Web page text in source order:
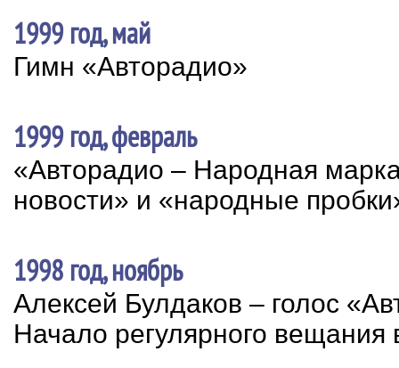
1999 год, май
Гимн «Авторадио»
1999 год, февраль
«Авторадио – Народная
новости» и «народные
1998 год, ноябрь
Алексей Булдаков – голос
Начало регулярного вещания